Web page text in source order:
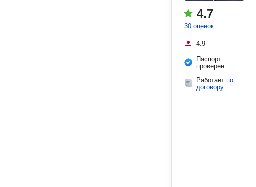
4.7
30 оценок
4.9
Паспорт
проверен
Работает по
договору